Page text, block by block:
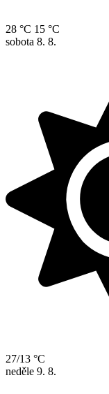
28 °C 15 °C
sobota 8. 8.
27/13 °C
neděle 9. 8.